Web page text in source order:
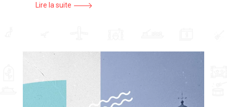
Lire la suite